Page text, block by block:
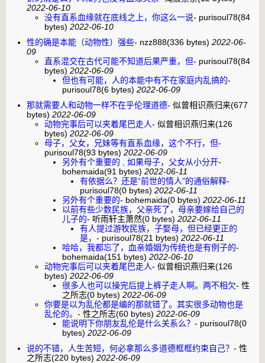
2022-06-10
没有直系血缘就在底线之上，你这么一说- purisoul78(84
bytes) 2022-06-10
性的确是本能（动物性）强些- nzz888(336 bytes) 2022-06-
09
直系混交在古代可能不知道后果严重，但- purisoul78(84
bytes) 2022-06-09
但也有可能，人的本能中有不在家庭内乱搞的-
purisoul78(6 bytes) 2022-06-09
那就需要人和动物一样不在乎伦理道德- 似曾相识燕归来(677
bytes) 2022-06-09
动物完事后可以夹着尾巴走人- 似曾相识燕归来(126
bytes) 2022-06-09
母子，父女，兄妹等有直系血缘，这个不行，但-
purisoul78(93 bytes) 2022-06-09
另外有个重要的 , 如果母子，父女从小分开-
bohemaida(91 bytes) 2022-06-11
有依据么？还是“前世的情人”的通俗解释-
purisoul78(0 bytes) 2022-06-11
另外有个重要的- bohemaida(0 bytes) 2022-06-11
以前有些少数民族，父亲死了，母亲要嫁给自己的
儿子的- 听雨轩主萧然(0 bytes) 2022-06-11
有人提过游牧民族，子娶母，但已经更正的
是， - purisoul78(21 bytes) 2022-06-11
哈哈，我都忘了，血亲婚姻为传统也是有例子的-
bohemaida(151 bytes) 2022-06-10
动物完事后可以夹着尾巴走人- 似曾相识燕归来(126
bytes) 2022-06-09
很多人也可以操完后提上裤子走人啊。两不相欠- 性
之所志(0 bytes) 2022-06-09
你要是以为乱伦都是编的那就错了。其实很多动物也是
乱伦的。 - 性之所志(60 bytes) 2022-06-09
能说明下你朋友乱伦是什么关系么？ - purisoul78(0
bytes) 2022-06-09
说的不错，人生苦短，何必拿那么多道德框框约束自己？ - 性
之所志(220 bytes) 2022-06-09